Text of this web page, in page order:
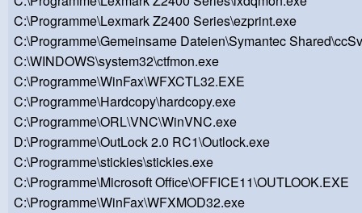
C:\Programme\Lexmark Z2400 Series\ezprint.exe
C:\Programme\Gemeinsame Dateien\Symantec
C:\WINDOWS\system32\ctfmon.exe
C:\Programme\WinFax\WFXCTL32.EXE
C:\Programme\Hardcopy\hardcopy.exe
C:\Programme\ORL\VNC\WinVNC.exe
D:\Programme\OutLock 2.0 RC1\Outlock.exe
C:\Programme\stickies\stickies.exe
C:\Programme\Microsoft Office\OFFICE11\OUTLOOK.EXE
C:\Programme\WinFax\WFXMOD32.exe